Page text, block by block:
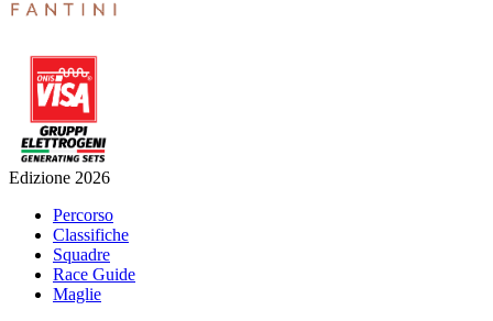
Edizione 2026
Percorso
Classifiche
Squadre
Race Guide
Maglie